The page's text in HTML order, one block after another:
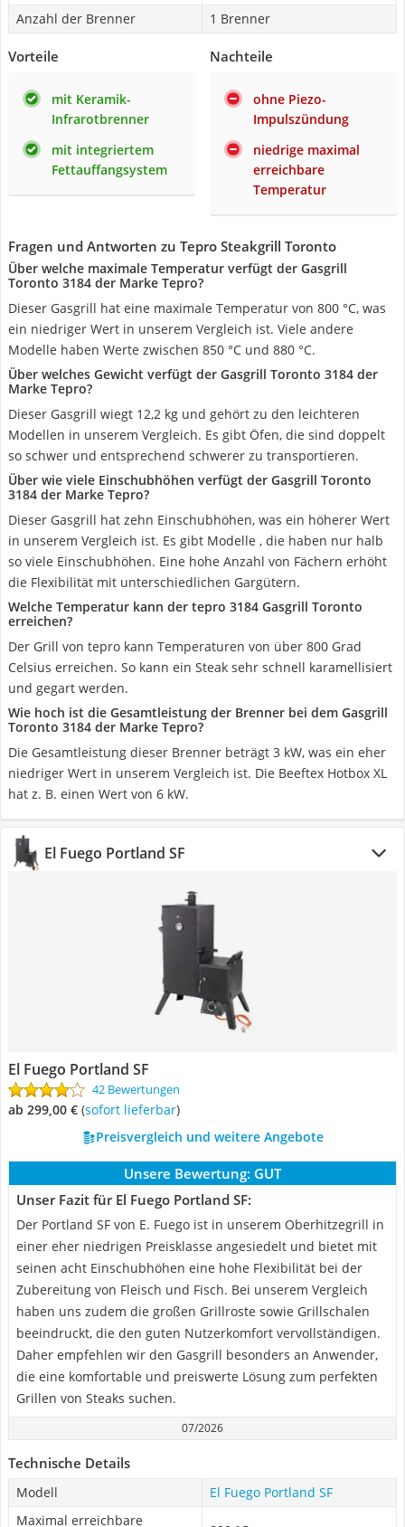
Anzahl der Brenner 1 Brenner
Vorteile
mit Keramik-
Infrarotbrenner
mit integriertem
Fettauffangsystem
Nachteile
ohne Piezo-
Impulszündung
niedrige maximal
erreichbare
Temperatur
Fragen und Antworten zu Tepro Steakgrill Toronto
Über welche maximale Temperatur verfügt der Gasgrill
Toronto 3184 der Marke Tepro?
Dieser Gasgrill hat eine maximale Temperatur von 800 °C, was
ein niedriger Wert in unserem Vergleich ist. Viele andere
Modelle haben Werte zwischen 850 °C und 880 °C.
Über welches Gewicht verfügt der Gasgrill Toronto 3184 der
Marke Tepro?
Dieser Gasgrill wiegt 12,2 kg und gehört zu den leichteren
Modellen in unserem Vergleich. Es gibt Öfen, die sind doppelt
so schwer und entsprechend schwerer zu transportieren.
Über wie viele Einschubhöhen verfügt der Gasgrill Toronto
3184 der Marke Tepro?
Dieser Gasgrill hat zehn Einschubhöhen, was ein höherer Wert
in unserem Vergleich ist. Es gibt Modelle , die haben nur halb
so viele Einschubhöhen. Eine hohe Anzahl von Fächern erhöht
die Flexibilität mit unterschiedlichen Gargütern.
Welche Temperatur kann der tepro 3184 Gasgrill Toronto
erreichen?
Der Grill von tepro kann Temperaturen von über 800 Grad
Celsius erreichen. So kann ein Steak sehr schnell karamellisiert
und gegart werden.
Wie hoch ist die Gesamtleistung der Brenner bei dem Gasgrill
Toronto 3184 der Marke Tepro?
Die Gesamtleistung dieser Brenner beträgt 3 kW, was ein eher
niedriger Wert in unserem Vergleich ist. Die Beeftex Hotbox XL
hat z. B. einen Wert von 6 kW.
El Fuego Portland SF
El Fuego Portland SF
42 Bewertungen
ab 299,00 € ( Sofort lieferbar)
Preisvergleich und weitere Angebote
Unsere Bewertung: GUT
Unser Fazit für El Fuego Portland SF:
Der Portland SF von ‎E. Fuego ist in unserem Oberhitzegrill in
einer eher niedrigen Preisklasse angesiedelt und bietet mit
seinen acht Einschubhöhen eine hohe Flexibilität bei der
Zubereitung von Fleisch und Fisch. Bei unserem Vergleich
haben uns zudem die großen Grillroste sowie Grillschalen
beeindruckt, die den guten Nutzerkomfort vervollständigen.
Daher empfehlen wir den Gasgrill besonders an Anwender,
die eine komfortable und preiswerte Lösung zum perfekten
Grillen von Steaks suchen.
07/2026
Technische Details
Modell
El Fuego Portland SF
Maximal erreichbare